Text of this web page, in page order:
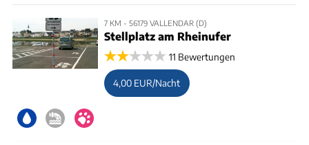
7 KM - 56179 VALLENDAR (D)
Stellplatz am Rheinufer
11 Bewertungen
4,00 EUR/Nacht